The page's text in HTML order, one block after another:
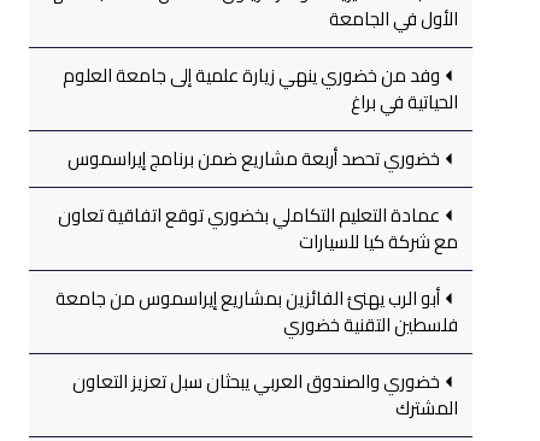
الأول في الجامعة
وفد من خضوري ينهي زيارة علمية إلى جامعة العلوم
الحياتية في براغ
خضوري تحصد أربعة مشاريع ضمن برنامج إيراسموس
عمادة التعليم التكاملي بخضوري توقع اتفاقية تعاون
مع شركة كيا للسيارات
أبو الرب يهنئ الفائزين بمشاريع إيراسموس من جامعة
فلسطين التقنية خضوري
خضوري والصندوق العربي يبحثان سبل تعزيز التعاون
المشترك